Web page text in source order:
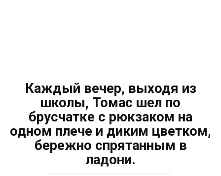
Каждый вечер, выходя из
школы, Томас шел по
брусчатке с рюкзаком на
одном плече и диким цветком,
бережно спрятанным в
ладони.